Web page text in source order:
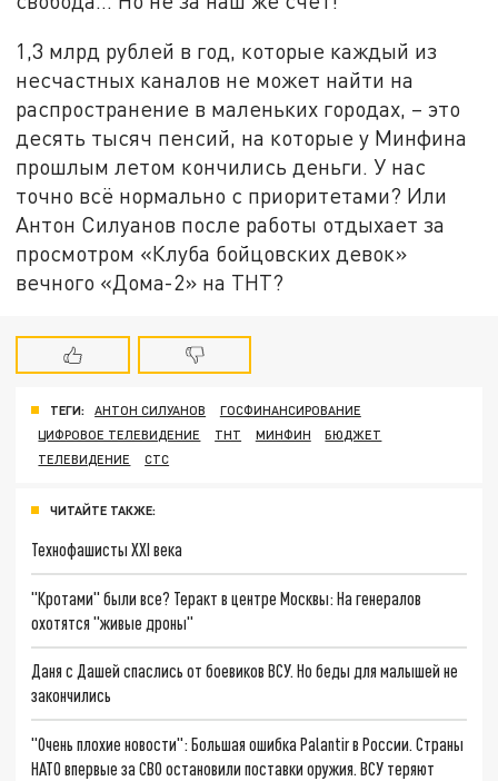
1,3 млрд рублей в год, которые каждый из
несчастных каналов не может найти на
распространение в маленьких городах, – это
десять тысяч пенсий, на которые у Минфина
прошлым летом кончились деньги. У нас
точно всё нормально с приоритетами? Или
Антон Силуанов после работы отдыхает за
просмотром «Клуба бойцовских девок»
вечного «Дома-2» на ТНТ?
ТЕГИ: АНТОН СИЛУАНОВ
ГОСФИНАНСИРОВАНИЕ
ЦИФРОВОЕ ТЕЛЕВИДЕНИЕ
ТНТ МИНФИН
БЮДЖЕТ
ТЕЛЕВИДЕНИЕ
СТС
ЧИТАЙТЕ ТАКЖЕ:
Технофашисты XXI века
"Кротами" были все? Теракт в центре Москвы: На генералов
охотятся "живые дроны"
Даня с Дашей спаслись от боевиков ВСУ. Но беды для малышей не
закончились
"Очень плохие новости": Большая ошибка Palantir в России. Страны
НАТО впервые за СВО остановили поставки оружия. ВСУ теряют